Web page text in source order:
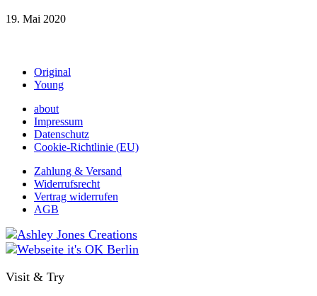
19. Mai 2020
Original
Young
about
Impressum
Datenschutz
Cookie-Richtlinie (EU)
Zahlung & Versand
Widerrufsrecht
Vertrag widerrufen
AGB
Visit & Try